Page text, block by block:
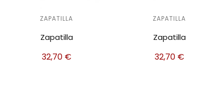
ZAPATILLA
Zapatilla
32,70 €
ZAPATILLA
Zapatilla
32,70 €